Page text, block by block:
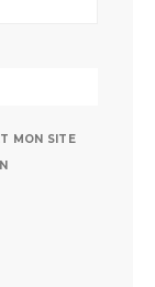
MON SITE